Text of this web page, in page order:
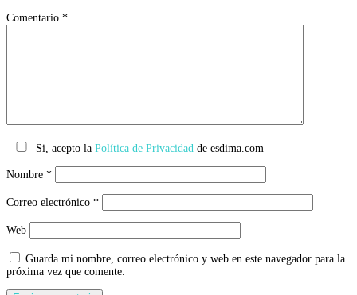
Comentario *
Si, acepto la Política de Privacidad de esdima.com
Nombre *
Correo electrónico *
Web
Guarda mi nombre, correo electrónico y web en este navegador para la
próxima vez que comente.